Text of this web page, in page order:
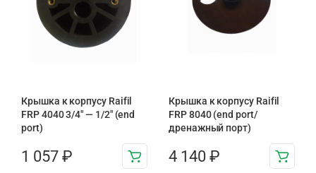
Крышка к корпусу Raifil
FRP 4040 3/4" — 1/2" (end
port)
1 057 ₽
Крышка к корпусу Raifil
FRP 8040 (end port/
дренажный порт)
4 140 ₽